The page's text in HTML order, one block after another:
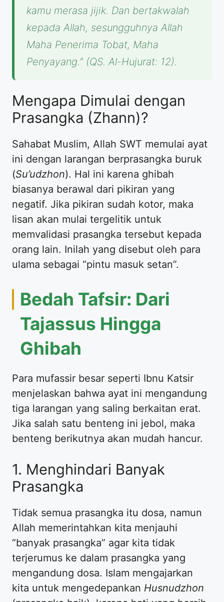
kamu merasa jijik. Dan bertakwalah
kepada Allah, sesungguhnya Allah
Maha Penerima Tobat, Maha
Penyayang.” (QS. Al-Hujurat: 12).
Mengapa Dimulai dengan
Prasangka (Zhann)?
Sahabat Muslim, Allah SWT memulai ayat
ini dengan larangan berprasangka buruk
(Su’udzhon). Hal ini karena ghibah
biasanya berawal dari pikiran yang
negatif. Jika pikiran sudah kotor, maka
lisan akan mulai tergelitik untuk
memvalidasi prasangka tersebut kepada
orang lain. Inilah yang disebut oleh para
ulama sebagai “pintu masuk setan”.
Bedah Tafsir: Dari
Tajassus Hingga
Ghibah
Para mufassir besar seperti Ibnu Katsir
menjelaskan bahwa ayat ini mengandung
tiga larangan yang saling berkaitan erat.
Jika salah satu benteng ini jebol, maka
benteng berikutnya akan mudah hancur.
1. Menghindari Banyak
Prasangka
Tidak semua prasangka itu dosa, namun
Allah memerintahkan kita menjauhi
“banyak prasangka” agar kita tidak
terjerumus ke dalam prasangka yang
mengandung dosa. Islam mengajarkan
kita untuk mengedepankan Husnudzhon